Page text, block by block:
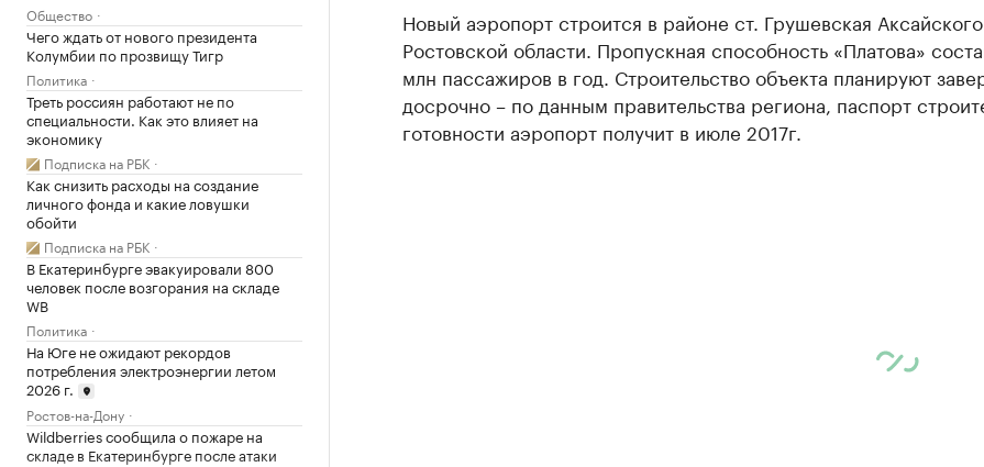
Общество
Чего ждать от нового президента
Колумбии по прозвищу Тигр
Политика
Треть россиян работают не по
специальности. Как это влияет на
экономику
Подписка на РБК
Как снизить расходы на создание
личного фонда и какие ловушки
обойти
Подписка на РБК
В Екатеринбурге эвакуировали 800
человек после возгорания на складе
WB
Политика
На Юге не ожидают рекордов
потребления электроэнергии летом
2026 г.
Ростов-на-Дону
Wildberries сообщила о пожаре на
складе в Екатеринбурге после атаки
Новый аэропорт строится в районе ст. Грушевская
Ростовской области. Пропускная способность «Платова»
млн пассажиров в год. Строительство объекта планируют
досрочно – по данным правительства региона, паспорт
готовности аэропорт получит в июле 2017г.